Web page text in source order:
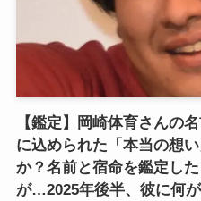
【鑑定】岡崎体育さんの
に込められた「本当の想
か？名前と宿命を鑑定し
が…2025年後半、彼に何